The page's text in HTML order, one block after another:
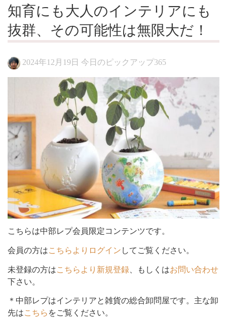
シ
ョ
ン
切
知育にも大人のインテリアにも
抜群、その可能性は無限大だ！
2024年12月19日 今日のピックアップ365
こちらは中部レプ会員限定コンテンツです。
会員の方はこちらよりログイン してご覧ください。
未登録の方はこちらより新規登録 、もしくはお問い合わせ
下さい。
＊中部レプはインテリアと雑貨の総合卸問屋です。主な卸
先はこちら をご覧ください。